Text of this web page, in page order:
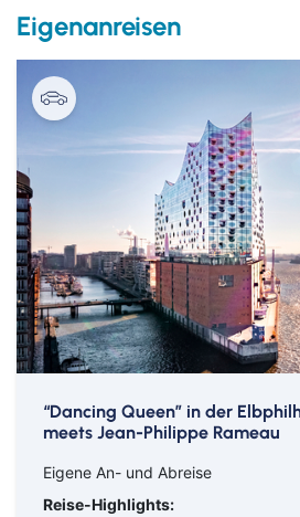
Eventreisen
Klassische Konzerte
Konzertreisen
Kulturreisen
Reitevents
Städtereisen
Hamburg Elbphilharmonie
Ruhr & Rhein
Europa
Mein Schiff Kreuzfahrten
Mein Schiff Kombireisen
Mosel Kreuzfahrten
Rhein Kreuzfahrten
Eigenanreisen
“Dancing Queen” in der
meets Jean-Philippe Rameau
Eigene An- und Abreise
Reise-Highlights: